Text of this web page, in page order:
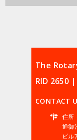
The
RID 2650
CONTACT
住所
通御
ビル